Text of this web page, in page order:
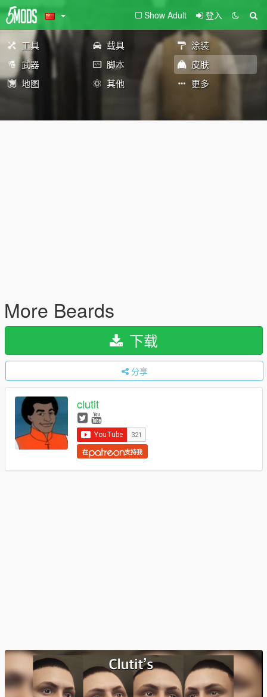
Show Adult 登入
工具 载具
涂装
武器
脚本
皮肤
地图
其他 更多
More Beards
下载
分享
clutit
在 支持我